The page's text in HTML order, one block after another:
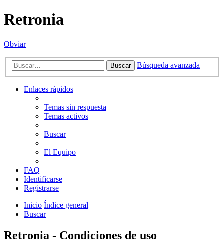
Retronia
Obviar
Buscar Búsqueda avanzada
Enlaces rápidos
Temas sin respuesta
Temas activos
Buscar
El Equipo
FAQ
Identificarse
Registrarse
Inicio Índice general
Buscar
Retronia - Condiciones de uso